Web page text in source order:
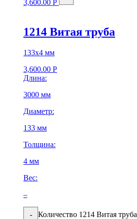
3,600.00 Р
1214 Витая труба
133х4 мм
3,600.00 Р
Длина:
3000 мм
Диаметр:
133 мм
Толщина:
4 мм
Вес:
–
- Количество 1214 Витая труба